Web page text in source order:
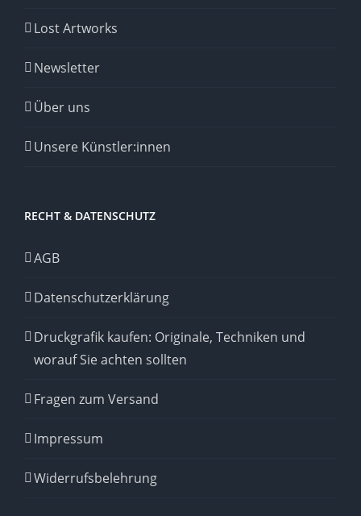
Lost Artworks
Newsletter
Über uns
Unsere Künstler:innen
RECHT & DATENSCHUTZ
AGB
Datenschutzerklärung
Druckgrafik kaufen: Originale, Techniken und
worauf Sie achten sollten
Fragen zum Versand
Impressum
Widerrufsbelehrung